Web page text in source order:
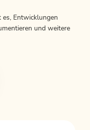
es, Entwicklungen
und weitere